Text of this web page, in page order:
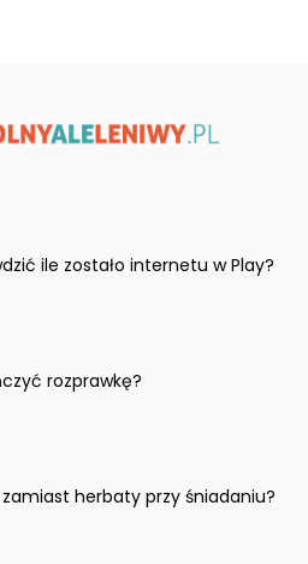
ile zostało internetu w Play?
rozprawkę?
herbaty przy śniadaniu?